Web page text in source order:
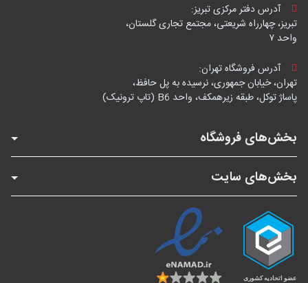
آدرس دفتر مرکزی تبریز:
تبریز، چهارراه شریعتی، مجتمع تجاری گلستان،
واحد ۷
آدرس فروشگاه تهران:
تهران، خیابان جمهوری، نرسیده به پل حافظ،
پاساژ توکل، طبقه زیرهمکف، واحد B6 (تاپ ترونیک)
بخش‌های فروشگاه
بخش‌های سایت